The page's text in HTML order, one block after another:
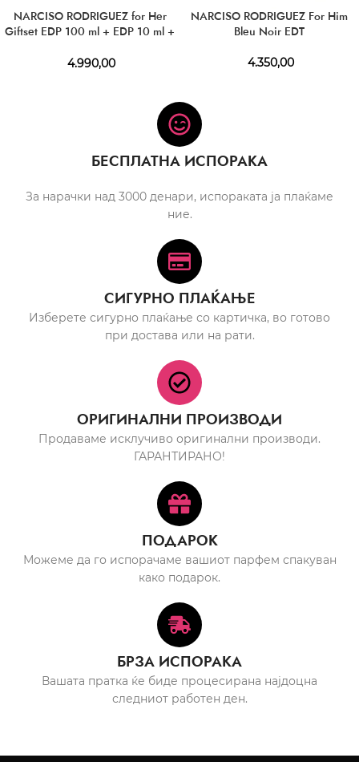
NARCISO RODRIGUEZ for Her
Giftset EDP 100 ml + EDP 10 ml +
4.990,00
NARCISO RODRIGUEZ For Him
Bleu Noir EDT
4.350,00
БЕСПЛАТНА ИСПОРАКА
За нарачки над 3000 денари, испораката ја плаќаме
ние.
СИГУРНО ПЛАЌАЊЕ
Изберете сигурно плаќање со картичка, во готово
при достава или на рати.
ОРИГИНАЛНИ ПРОИЗВОДИ
Продаваме исклучиво оригинални производи.
ГАРАНТИРАНО!
ПОДАРОК
Можеме да го испорачаме вашиот парфем спакуван
како подарок.
БРЗА ИСПОРАКА
Вашата пратка ќе биде процесирана најдоцна
следниот работен ден.